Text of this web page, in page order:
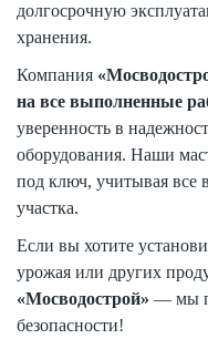
долгосрочную
хранения.
Компания
на все выполненные
уверенность в
оборудования. Наши
под ключ, учитывая все
участка.
Если вы хотите
урожая или других
«Мосводострой» — мы
безопасности!